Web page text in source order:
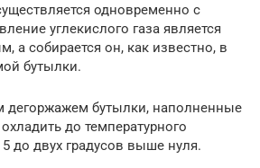
одновременно с
углекислого газа является
а собирается он, как известно, в
бутылки.
дегоржажем бутылки, наполненные
до температурного
до двух градусов выше нуля.